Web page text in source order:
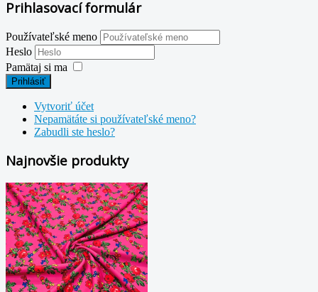
Prihlasovací formulár
Používateľské meno
Heslo
Pamätaj si ma
Prihlásiť
Vytvoriť účet
Nepamätáte si používateľské meno?
Zabudli ste heslo?
Najnovšie produkty